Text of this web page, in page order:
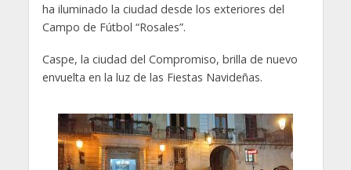
ha iluminado la ciudad desde los exteriores del
Campo de Fútbol “Rosales”.
Caspe, la ciudad del Compromiso, brilla de nuevo
envuelta en la luz de las Fiestas Navideñas.